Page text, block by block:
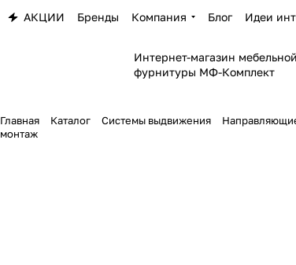
АКЦИИ Бренды Компания Блог Идеи
Интернет-магазин мебельной
фурнитуры МФ-Комплект
Главная Каталог Системы выдвижения
монтаж